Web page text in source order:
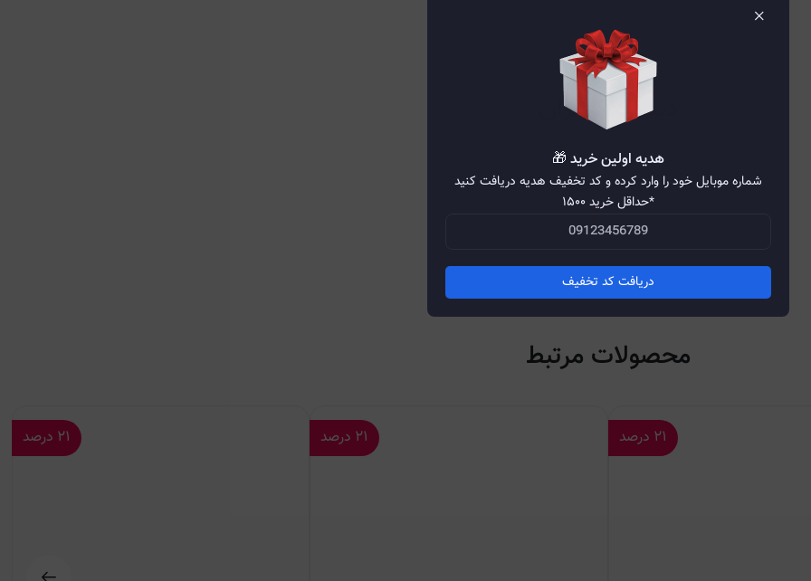
دیدگاه کاربران
محصولات مرتبط
۲۱ درصد ۲۱ درصد ۲۱ درصد
×
هدیه اولین خرید 🎁
شماره موبایل خود را وارد کرده و کد تخفیف هدیه دریافت کنید
*حداقل خرید ۱۵۰۰
دریافت کد تخفیف